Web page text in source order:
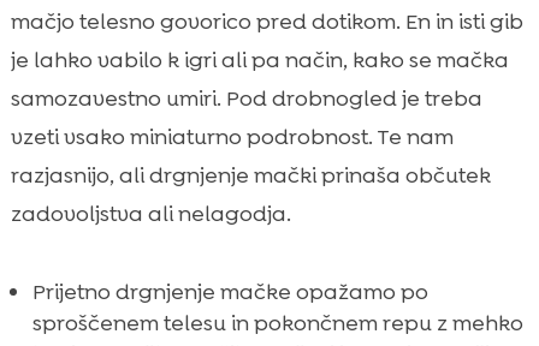
mačjo telesno govorico pred dotikom. En in isti gib
je lahko vabilo k igri ali pa način, kako se mačka
samozavestno umiri. Pod drobnogled je treba
vzeti vsako miniaturno podrobnost. Te nam
razjasnijo, ali drgnjenje mački prinaša občutek
zadovoljstva ali nelagodja.
Prijetno drgnjenje mačke opažamo po
sproščenem telesu in pokončnem repu z mehko